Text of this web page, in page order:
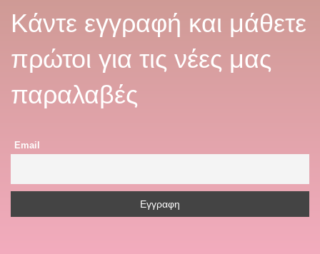
Κάντε εγγραφή και μάθετε
πρώτοι για τις νέες μας
παραλαβές
Email